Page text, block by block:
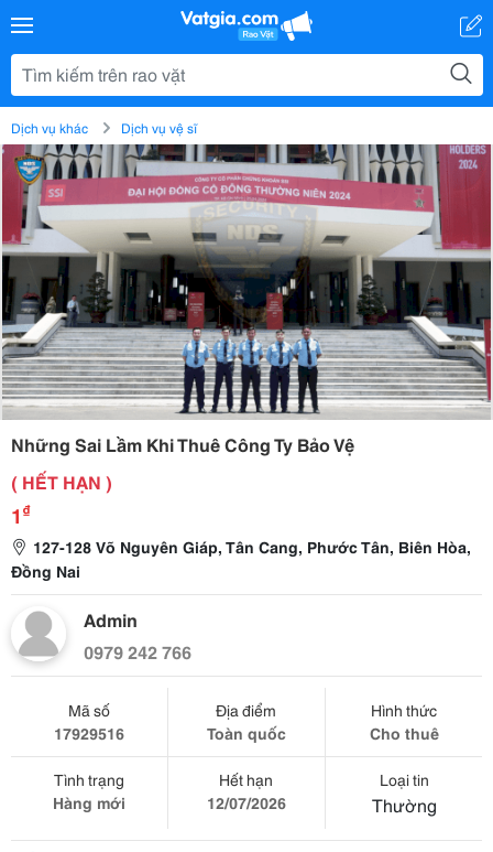
Dịch vụ khác Dịch vụ vệ sĩ
Những Sai Lầm Khi Thuê Công Ty Bảo Vệ
( HẾT HẠN )
1 ₫
127-128 Võ Nguyên Giáp, Tân Cang, Phước Tân, Biên Hòa,
Đồng Nai
Admin
0979 242 766
Mã số
17929516
Địa điểm
Toàn quốc
Hình thức
Cho thuê
Tình trạng
Hàng mới
Hết hạn
12/07/2026
Loại tin
Thường